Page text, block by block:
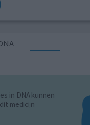
in DNA kunnen
medicijn